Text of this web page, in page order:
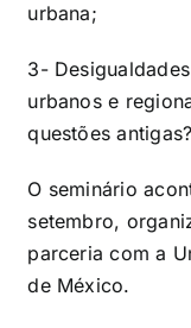
urbana;
3-
urbanos e
questões antigas?
O seminário
setembro,
parceria com a
de México.